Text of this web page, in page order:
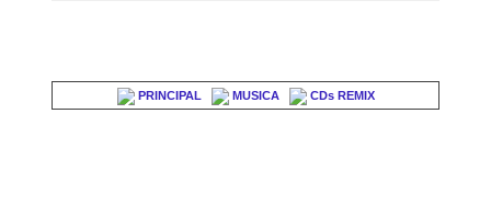
PRINCIPAL MUSICA CDs REMIX